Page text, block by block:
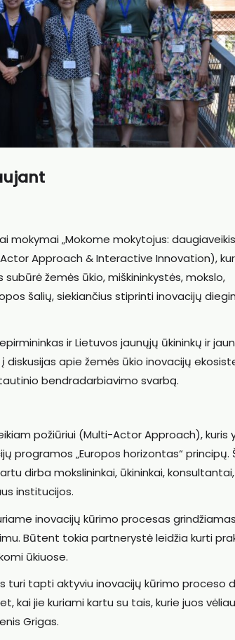
mokymai „Mokome mokytojus: daugiaveikis
Approach & Interactive Innovation),
subūrė žemės ūkio, miškininkystės, mokslo,
šalių, siekiančius stiprinti inovacijų
ir Lietuvos jaunųjų ūkininkų ir
diskusijas apie žemės ūkio inovacijų
bendradarbiavimo svarbą.
požiūriui (Multi-Actor Approach), kuris
programos „Europos horizontas“ principų.
dirba mokslininkai, ūkininkai, konsultantai,
institucijos.
inovacijų kūrimo procesas
Būtent tokia partnerystė leidžia kurti
ūkiuose.
turi tapti aktyviu inovacijų kūrimo proceso
kai jie kuriami kartu su tais, kurie juos vėliau
Grigas.